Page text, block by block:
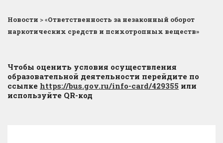
Новости >«Ответственность за незаконный оборот
наркотических средств и психотропных веществ»
Чтобы оценить условия осуществления
образовательной деятельности перейдите по
ссылке https://bus.gov.ru/info-card/429355 или
используйте QR-код